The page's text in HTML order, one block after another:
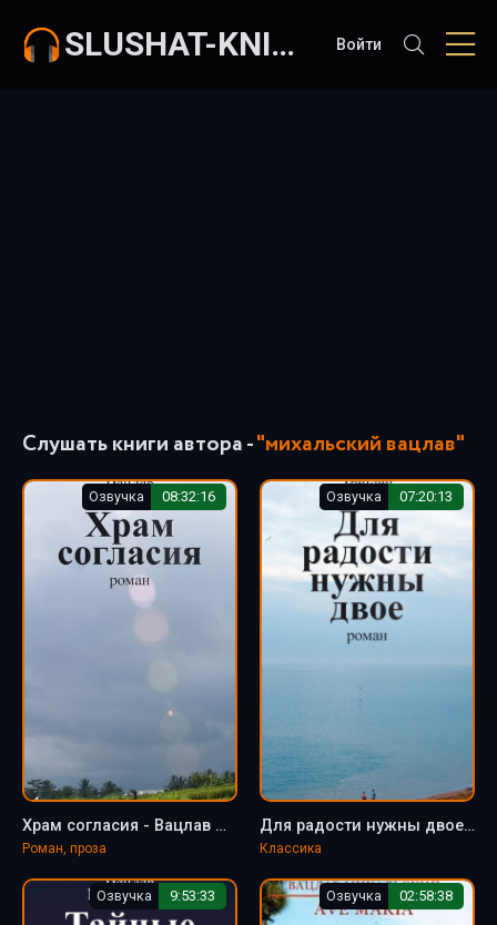
SLUSHAT-KNIGI.COM Войти
Слушать книги автора -"михальский вацлав"
Озвучка 08:32:16
Храм согласия - Вацлав Михальский
Роман, проза
Озвучка 07:20:13
Для радости нужны двое - Вацлав Михальский
Классика
Озвучка 9:53:33 Озвучка 02:58:38